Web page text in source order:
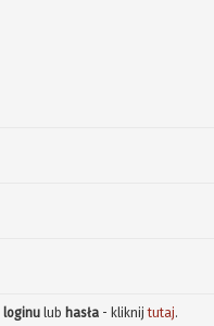
loginulub hasła- kliknijtutaj.